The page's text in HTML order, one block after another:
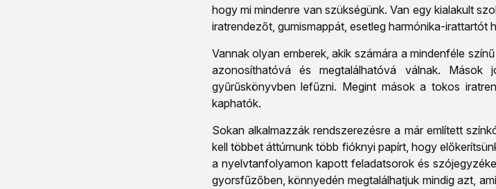
hogy mi mindenre van szükségünk. Van egy kialakult
iratrendezőt, gumismappát, esetleg harmónika-irattartót
Vannak olyan emberek, akik számára a mindenféle
azonosíthatóvá és megtalálhatóvá válnak.
gyűrűskönyvben lefűzni. Megint mások a tokos
kaphatók.
Sokan alkalmazzák rendszerezésre a már említett
kell többet áttúrnunk több fióknyi papírt, hogy
a nyelvtanfolyamon kapott feladatsorok és
gyorsfűzőben, könnyedén megtalálhatjuk mindig azt,